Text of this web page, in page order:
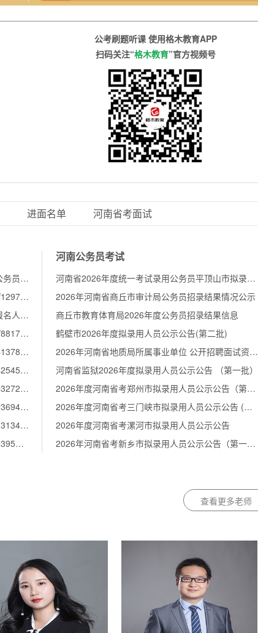
公考刷题听课 使用格木教育APP
扫码关注“格木教育”官方视频号
进面名单 河南省考面试
2026年国家税务总局河南省税务局考试录用公务员面试公告
2026国考报名人数：河南岗位157679人报名/129726人审核通过【截至10月23日17:00】
2026中央机关及其直属机构考试录用公务员报名人数较少职位（截至10月23日11点）
2026国考报名人数：河南岗位123225人报名/88175人审核通过【截至10月22日17:00】
2026国考报名人数：河南岗位94663人报名/61378人审核通过【截至10月21日17:00】
2026国考报名人数：河南岗位69012人报名/42545人审核通过【截至10月20日16:30】
2026国考报名人数：河南岗位50832人报名/33272人审核通过【截至10月19日20时】
2026国考报名人数：河南岗位38785人报名/23694人审核通过【截至10月18日20时】
2026国考报名人数：河南岗位29720人报名/13134人审核通过【截至10月17日17时】
2026国考报名人数：河南岗位21764人报名/4395人审核通过【截至10月16日17时】
河南公务员考试
河南省2026年度统一考试录用公务员平顶山市拟录用人员公示公告
2026年河南省商丘市审计局公务员招录结果情况公示
商丘市教育体育局2026年度公务员招录结果信息
鹤壁市2026年度拟录用人员公示公告(第二批)
2026年河南省地质局所属事业单位 公开招聘面试资格确认公告
河南省监狱2026年度拟录用人员公示公告 （第一批）
2026年度河南省考郑州市拟录用人员公示公告（第二批）
2026年度河南省考三门峡市拟录用人员公示公告 (第一批)
2026年度河南省考漯河市拟录用人员公示公告
2026年河南省考新乡市拟录用人员公示公告（第一批）
查看更多老师